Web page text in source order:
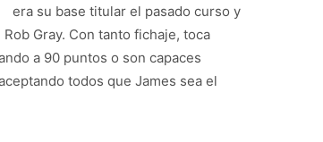
era su base titular el pasado curso y
Gray. Con tanto fichaje, toca
a 90 puntos o son capaces
todos que James sea el